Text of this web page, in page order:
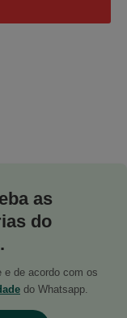
as
do
e de acordo com os
do Whatsapp.